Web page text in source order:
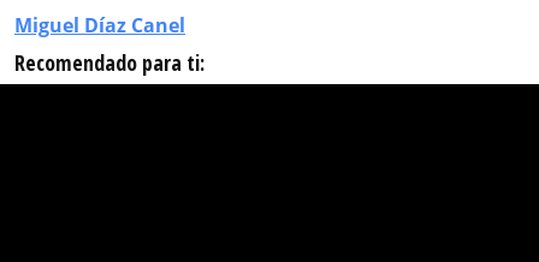
Miguel Díaz Canel
Recomendado para ti: